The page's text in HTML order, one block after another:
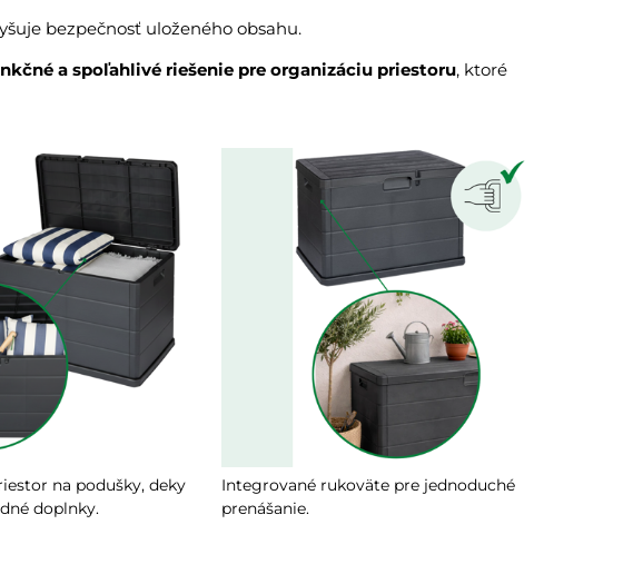
bezpečnosť uloženého obsahu.
a spoľahlivé riešenie pre organizáciu priestoru, ktoré
na podušky, deky
doplnky.
Integrované rukoväte pre jednoduché
prenášanie.